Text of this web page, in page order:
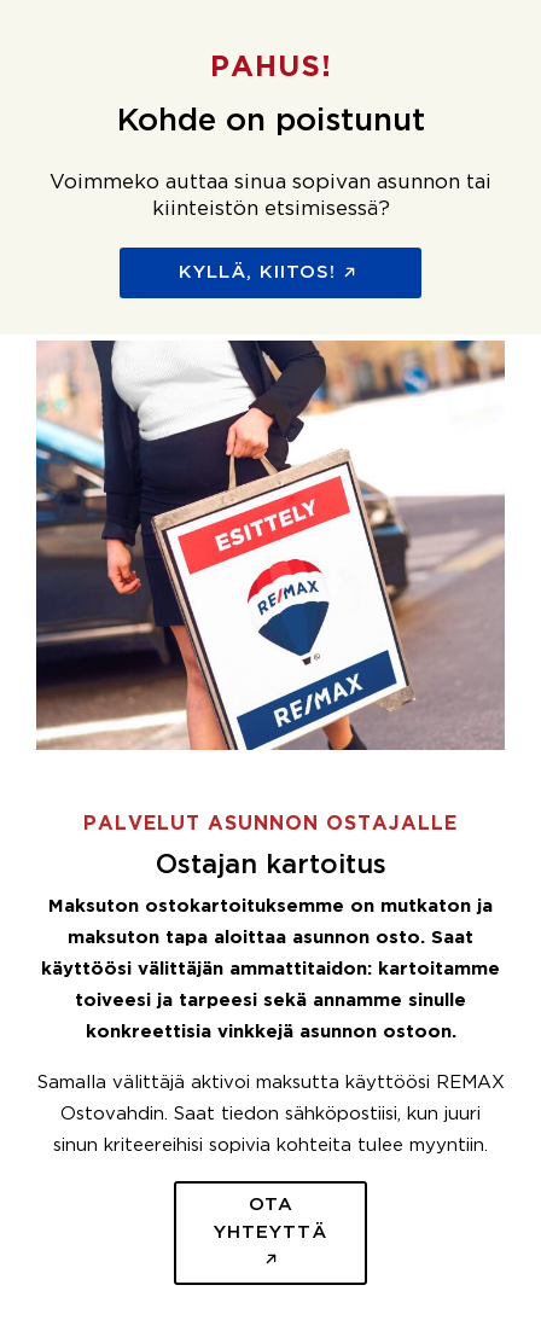
PAHUS!
Kohde on poistunut
Voimmeko auttaa sinua sopivan asunnon tai
kiinteistön etsimisessä?
KYLLÄ, KIITOS!
PALVELUT ASUNNON OSTAJALLE
Ostajan kartoitus
Maksuton ostokartoituksemme on mutkaton ja
maksuton tapa aloittaa asunnon osto. Saat
käyttöösi välittäjän ammattitaidon: kartoitamme
toiveesi ja tarpeesi sekä annamme sinulle
konkreettisia vinkkejä asunnon ostoon.
Samalla välittäjä aktivoi maksutta käyttöösi REMAX
Ostovahdin. Saat tiedon sähköpostiisi, kun juuri
sinun kriteereihisi sopivia kohteita tulee myyntiin.
OTA
YHTEYTTÄ